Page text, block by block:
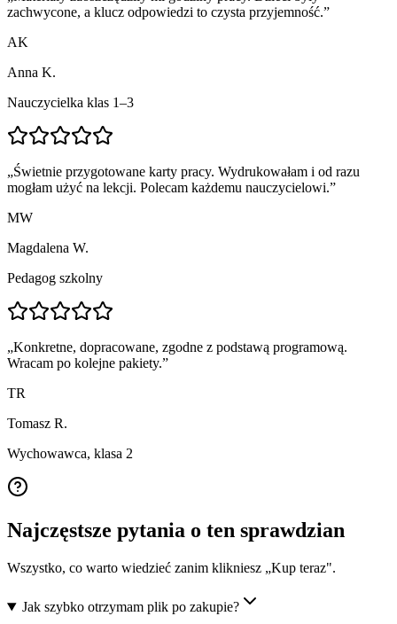
zachwycone, a klucz odpowiedzi to czysta przyjemność.”
AK
Anna K.
Nauczycielka klas 1–3
„Świetnie przygotowane karty pracy. Wydrukowałam i od razu
mogłam użyć na lekcji. Polecam każdemu nauczycielowi.”
MW
Magdalena W.
Pedagog szkolny
„Konkretne, dopracowane, zgodne z podstawą programową.
Wracam po kolejne pakiety.”
TR
Tomasz R.
Wychowawca, klasa 2
Najczęstsze pytania o ten sprawdzian
Wszystko, co warto wiedzieć zanim klikniesz „Kup teraz".
Jak szybko otrzymam plik po zakupie?